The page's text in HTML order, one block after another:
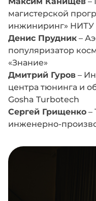
магистерской
инжиниринг»
Денис Прудник–
популяризатор
«Знание»
Дмитрий Гуров–
центра тюнинга и
Gosha Turbotech
Сергей Грищенко–
инженерно-